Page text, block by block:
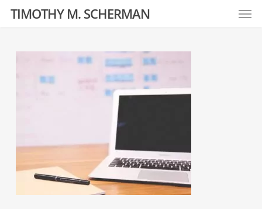
Skip
content
TIMOTHY M. SCHERMAN